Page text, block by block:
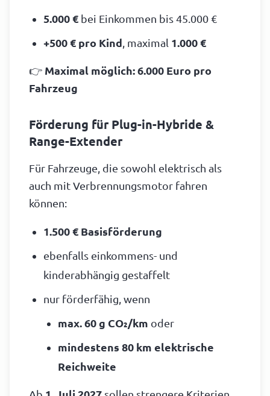
5.000 € bei Einkommen bis 45.000 €
+500 € pro Kind, maximal 1.000 €
👉 Maximal möglich: 6.000 Euro pro
Fahrzeug
Förderung für Plug-in-Hybride &
Range-Extender
Für Fahrzeuge, die sowohl elektrisch als
auch mit Verbrennungsmotor fahren
können:
1.500 € Basisförderung
ebenfalls einkommens- und
kinderabhängig gestaffelt
nur förderfähig, wenn
max. 60 g CO₂/km oder
mindestens 80 km elektrische
Reichweite